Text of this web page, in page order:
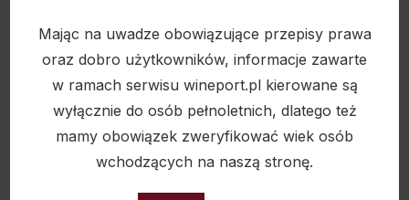
Mając na uwadze obowiązujące przepisy prawa
oraz dobro użytkowników, informacje zawarte
w ramach serwisu wineport.pl kierowane są
wyłącznie do osób pełnoletnich, dlatego też
mamy obowiązek zweryfikować wiek osób
wchodzących na naszą stronę.